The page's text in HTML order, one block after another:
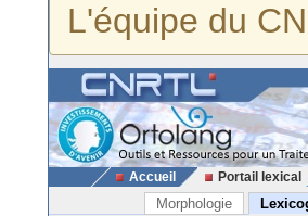
L'équipe du
Accueil Portail lexical
Morphologie